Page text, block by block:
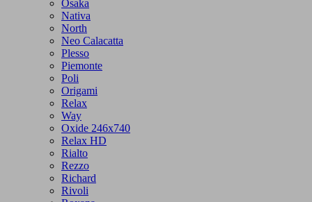
Osaka
Nativa
North
Neo Calacatta
Plesso
Piemonte
Poli
Origami
Relax
Way
Oxide 246x740
Relax HD
Rialto
Rezzo
Richard
Rivoli